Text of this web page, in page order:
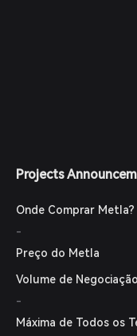
Projects
Onde Comprar Metla?
-
Preço do Metla
Volume de
-
Máxima de Todos os